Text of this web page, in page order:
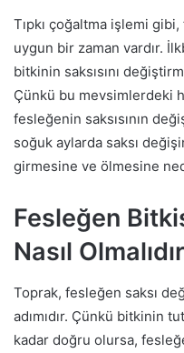
Tıpkı çoğaltma işlemi
uygun bir zaman vardır.
bitkinin saksısını
Çünkü bu mevsimlerdeki
fesleğenin saksısının
soğuk aylarda saksı
girmesine ve ölmesine
Fesleğen
Nasıl
Toprak, fesleğen saksı
adımıdır. Çünkü bitkinin
kadar doğru olursa,